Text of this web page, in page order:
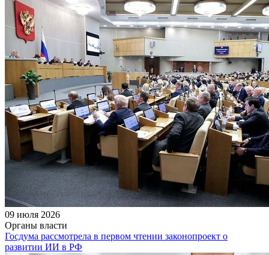
09 июля 2026
Органы власти
Госдума рассмотрела в первом чтении законопроект о
развитии ИИ в РФ